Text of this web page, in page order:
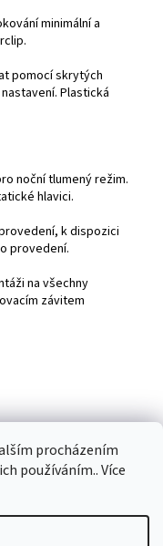
procházením
používáním.. Více
minimální a
pomocí skrytých
Plastická
noční tlumený režim.
hlavici.
k dispozici
provedení.
na všechny
závitem